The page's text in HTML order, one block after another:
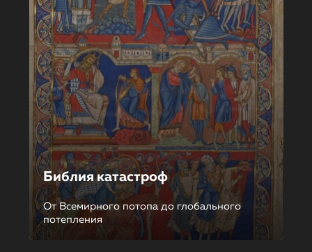
Библия катастроф
От Всемирного потопа до глобального
потепления